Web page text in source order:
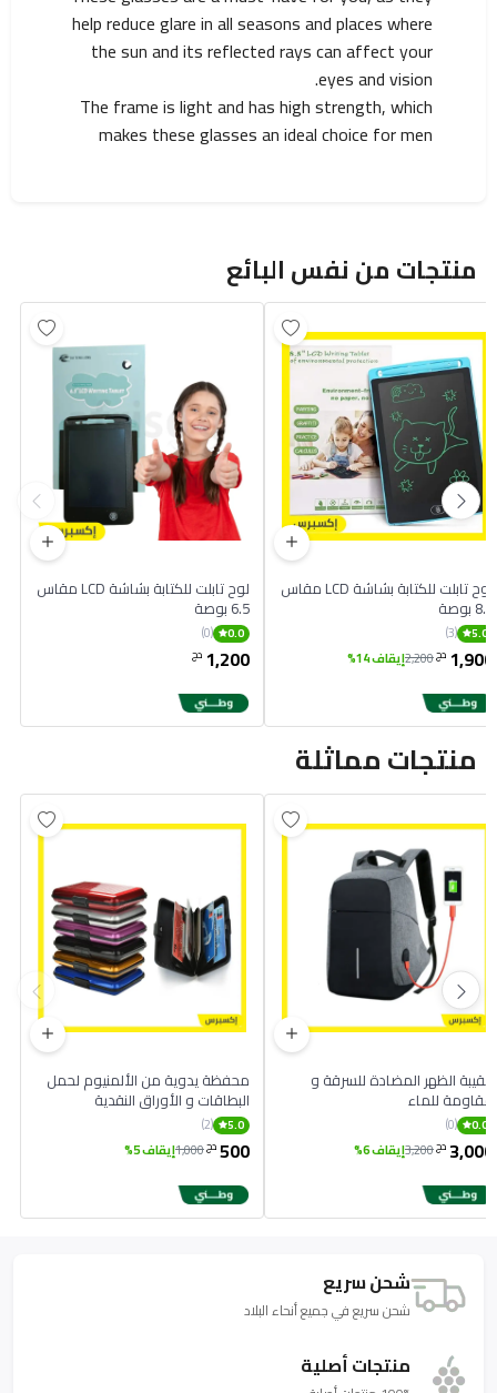
help reduce glare in all seasons and places where
the sun and its reflected rays can affect your
eyes and vision.
The frame is light and has high strength, which
makes these glasses an ideal choice for men
منتجات من نفس البائع
لوح تابلت للكتابة بشاشة LCD مقاس
6.5 بوصة
0.0
(0)
1,200 دج
لوح تابلت للكتابة بشاشة LCD مقاس
8.5 بوصة
5.0
(3)
1,900 دج 2,200إيقاف 14%
منتجات مماثلة
محفظة يدوية من الألمنيوم لحمل
البطاقات و الأوراق النقدية
5.0
(2)
500 دج 1,000إيقاف 5%
حقيبة الظهر المضادة للسرقة و
مقاومة للماء
0.0
(0)
3,000 دج 3,200إيقاف 6%
شحن سريع
شحن سريع في جميع أنحاء البلاد
منتجات أصلية